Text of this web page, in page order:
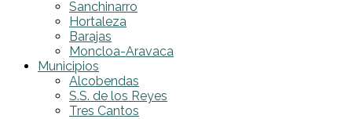
Sanchinarro
Hortaleza
Barajas
Moncloa-Aravaca
Municipios
Alcobendas
S.S. de los Reyes
Tres Cantos